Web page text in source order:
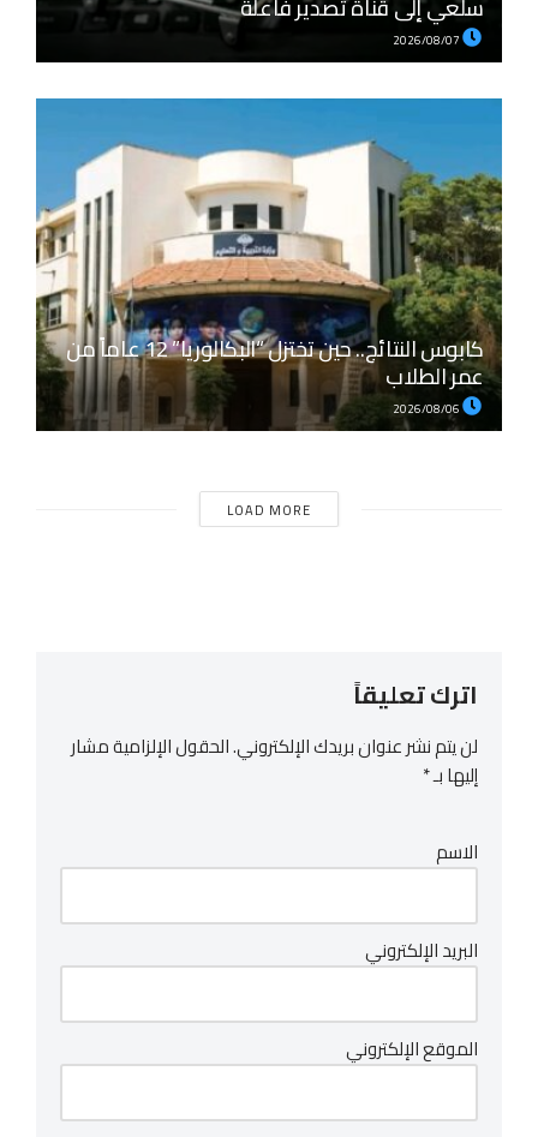
كابوس النتائج.. حين تختزل “البكالوريا” 12 عاماً من
عمر الطلاب
LOAD MORE
اترك تعليقاً
لن يتم نشر عنوان بريدك الإلكتروني.الحقول الإلزامية مشار
إليها بـ*
الاسم
البريد الإلكتروني
الموقع الإلكتروني